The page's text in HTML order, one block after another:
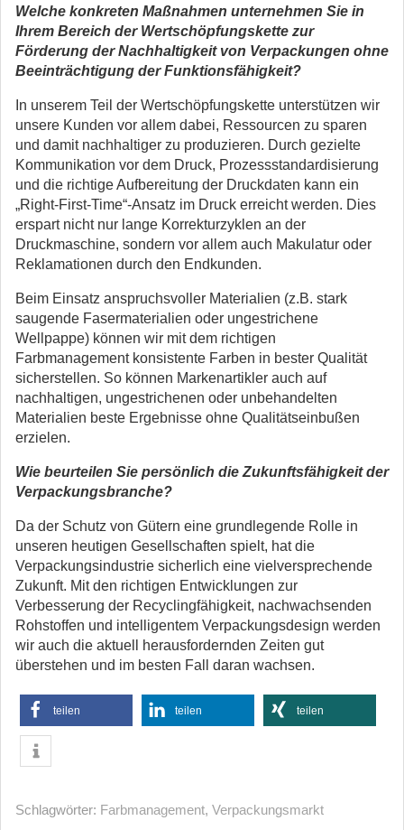
Welche konkreten Maßnahmen unternehmen Sie in
Ihrem Bereich der Wertschöpfungskette zur
Förderung der Nachhaltigkeit von Verpackungen ohne
Beeinträchtigung der Funktionsfähigkeit?
In unserem Teil der Wertschöpfungskette unterstützen wir
unsere Kunden vor allem dabei, Ressourcen zu sparen
und damit nachhaltiger zu produzieren. Durch gezielte
Kommunikation vor dem Druck, Prozessstandardisierung
und die richtige Aufbereitung der Druckdaten kann ein
„Right-First-Time“-Ansatz im Druck erreicht werden. Dies
erspart nicht nur lange Korrekturzyklen an der
Druckmaschine, sondern vor allem auch Makulatur oder
Reklamationen durch den Endkunden.
Beim Einsatz anspruchsvoller Materialien (z.B. stark
saugende Fasermaterialien oder ungestrichene
Wellpappe) können wir mit dem richtigen
Farbmanagement konsistente Farben in bester Qualität
sicherstellen. So können Markenartikler auch auf
nachhaltigen, ungestrichenen oder unbehandelten
Materialien beste Ergebnisse ohne Qualitätseinbußen
erzielen.
Wie beurteilen Sie persönlich die Zukunftsfähigkeit der
Verpackungsbranche?
Da der Schutz von Gütern eine grundlegende Rolle in
unseren heutigen Gesellschaften spielt, hat die
Verpackungsindustrie sicherlich eine vielversprechende
Zukunft. Mit den richtigen Entwicklungen zur
Verbesserung der Recyclingfähigkeit, nachwachsenden
Rohstoffen und intelligentem Verpackungsdesign werden
wir auch die aktuell herausfordernden Zeiten gut
überstehen und im besten Fall daran wachsen.
teilen teilen teilen
Schlagwörter: Farbmanagement, Verpackungsmarkt